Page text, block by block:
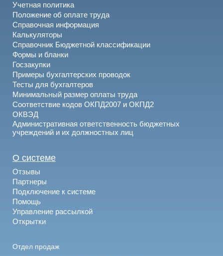
Учетная политика
Положение об оплате труда
Справочная информация
Калькуляторы
Справочник Бюджетной классификации
Формы и бланки
Госзакупки
Примеры бухгалтерских проводок
Тесты для бухгалтеров
Минимальный размер оплаты труда
Соответствие кодов ОКПД2007 и ОКПД2
ОКВЭД
Административная ответственность бюджетных
учреждений и их должностных лиц
О системе
Отзывы
Партнеры
Подключение к системе
Помощь
Управление рассылкой
Открытки
Отдел продаж